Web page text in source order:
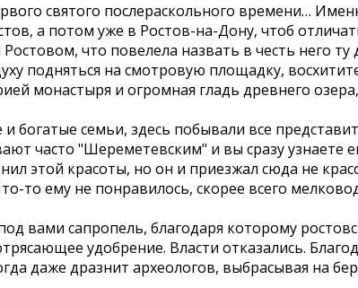
святого послераскольного времени…
а потом уже в Ростов-на-Дону, чтоб
что повелела назвать в честь него
подняться на смотровую площадку,
монастыря и огромная гладь древнего
семьи, здесь побывали все
часто "Шереметевским" и вы сразу узнаете
этой красоты, но он и приезжал сюда не
то ему не понравилось, скорее всего
вами сапропель, благодаря которому
удобрение. Власти отказались.
даже дразнит археологов, выбрасывая на